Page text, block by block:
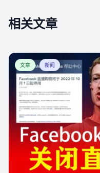
相关文章
文章 新闻